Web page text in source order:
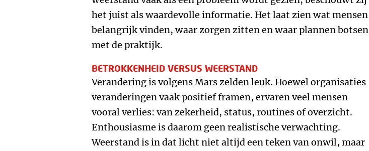
het juist als waardevolle informatie. Het laat zien wat mensen
belangrijk vinden, waar zorgen zitten en waar plannen botsen
met de praktijk.
BETROKKENHEID VERSUS WEERSTAND
Verandering is volgens Mars zelden leuk. Hoewel organisaties
veranderingen vaak positief framen, ervaren veel mensen
vooral verlies: van zekerheid, status, routines of overzicht.
Enthousiasme is daarom geen realistische verwachting.
Weerstand is in dat licht niet altijd een teken van onwil, maar